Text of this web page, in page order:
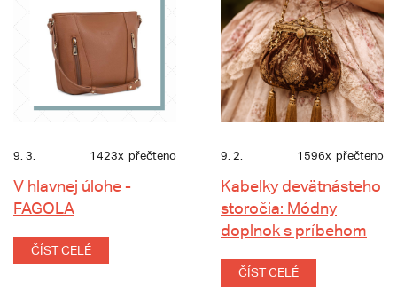
9. 3. 1423x přečteno
V hlavnej úlohe -
FAGOLA
ČÍST CELÉ
9. 2. 1596x přečteno
Kabelky devätnásteho
storočia: Módny
doplnok s príbehom
ČÍST CELÉ